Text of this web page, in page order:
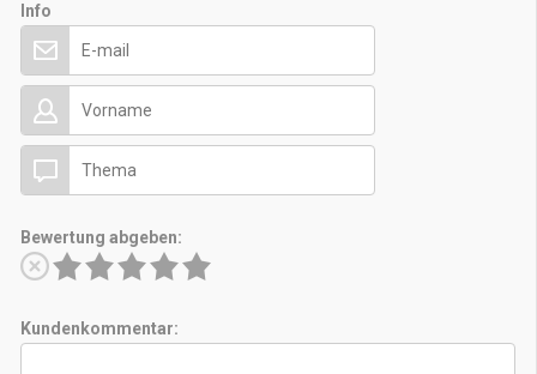
Info
Bewertung abgeben:
Kundenkommentar: